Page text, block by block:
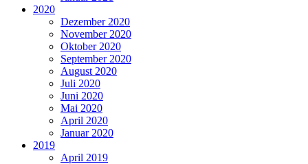
2020
Dezember 2020
November 2020
Oktober 2020
September 2020
August 2020
Juli 2020
Juni 2020
Mai 2020
April 2020
Januar 2020
2019
April 2019